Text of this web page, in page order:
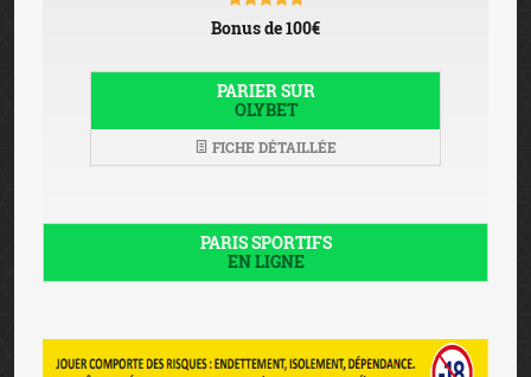
Bonus de 100€
PARIER SUR
OLYBET
FICHE DÉTAILLÉE
PARIS SPORTIFS
EN LIGNE